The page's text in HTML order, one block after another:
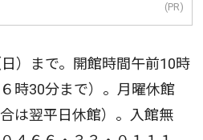
(PR)
）まで。開館時間午前10時
時30分まで）。月曜休館
は翌平日休館）。入館無